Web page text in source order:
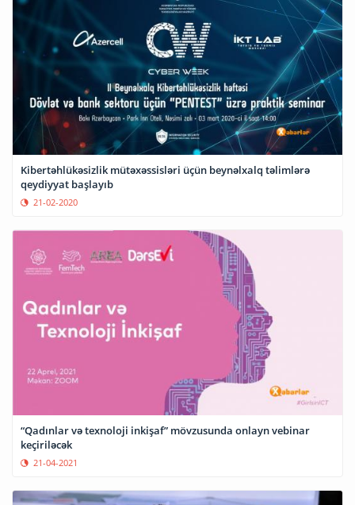
Kibertəhlükəsizlik mütəxəssisləri üçün beynəlxalq təlimlərə
qeydiyyat başlayıb
21-02-2020
“Qadınlar və texnoloji inkişaf” mövzusunda onlayn vebinar
keçiriləcək
21-04-2021